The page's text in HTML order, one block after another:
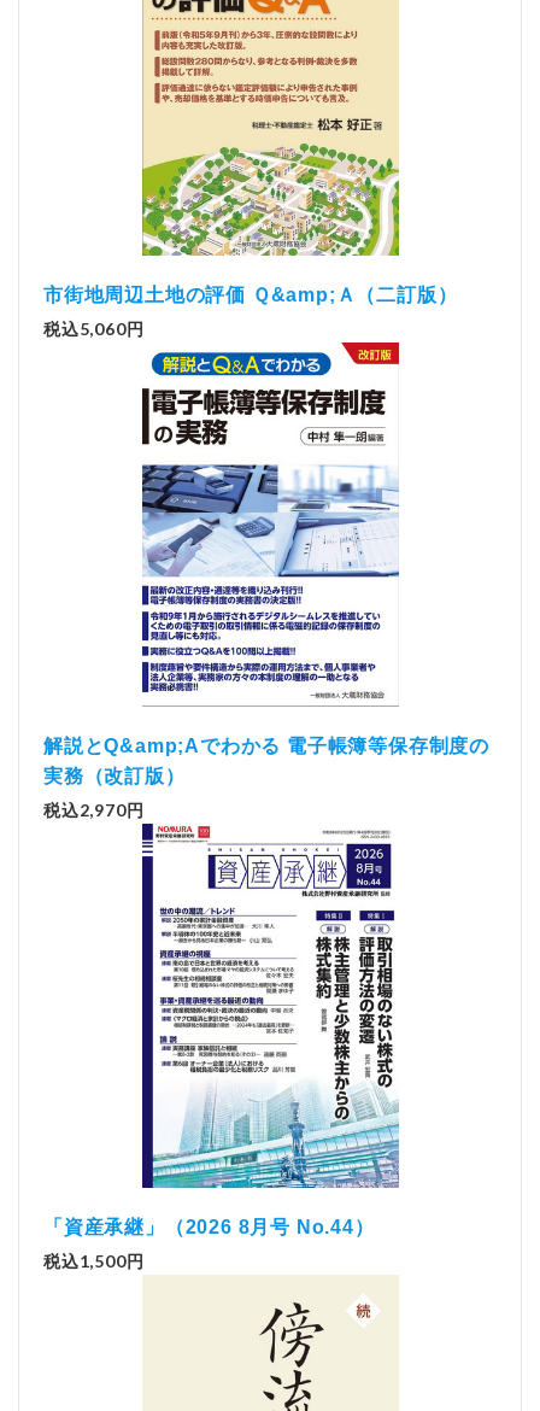
市街地周辺土地の評価 Ｑ&amp;Ａ（二訂版）
税込5,060円
解説とQ&amp;Aでわかる 電子帳簿等保存制度の
実務（改訂版）
税込2,970円
「資産承継」（2026 8月号 No.44）
税込1,500円